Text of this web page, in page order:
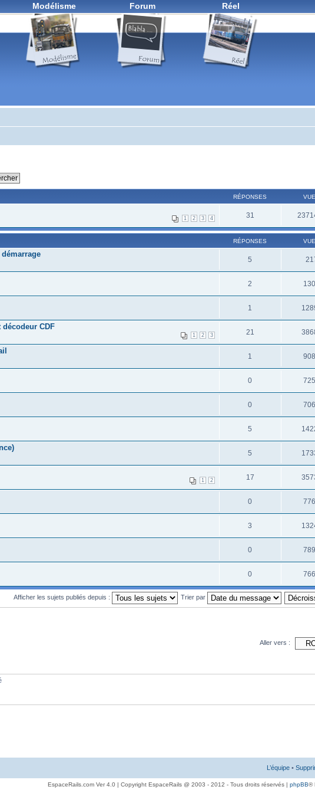
Modélisme Forum Réel
RÉPONSES
1 2 3 4 31
RÉPONSES
5
2
1
CDF
1 2 3 21
1
0
0
5
5
1 2 17
0
3
0
0
Afficher les sujets publiés depuis : Trier par
Aller vers :
L’équipe •
EspaceRails.com Ver 4.0 | Copyright EspaceRails @ 2003 - 2012 - Tous droits réservés | phpBB®